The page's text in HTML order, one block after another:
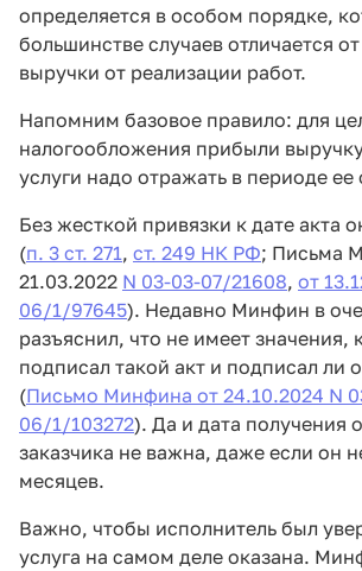
определяется в особом порядке,
большинстве случаев отличается
выручки от реализации работ.
Напомним базовое правило: для
налогообложения прибыли
услуги надо отражать в периоде ее
Без жесткой привязки к дате акта
(п. 3 ст. 271, ст. 249 НК РФ; Письма
21.03.2022 N 03-03-07/21608, от
06/1/97645). Недавно Минфин в
разъяснил, что не имеет значения,
подписал такой акт и подписал ли
(Письмо Минфина от 24.10.2024 N
06/1/103272). Да и дата получения
заказчика не важна, даже если он
месяцев.
Важно, чтобы исполнитель был
услуга на самом деле оказана.